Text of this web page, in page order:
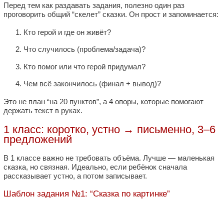
Перед тем как раздавать задания, полезно один раз
проговорить общий “скелет” сказки. Он прост и запоминается:
Кто герой и где он живёт?
Что случилось (проблема/задача)?
Кто помог или что герой придумал?
Чем всё закончилось (финал + вывод)?
Это не план “на 20 пунктов”, а 4 опоры, которые помогают
держать текст в руках.
1 класс: коротко, устно → письменно, 3–6
предложений
В 1 классе важно не требовать объёма. Лучше — маленькая
сказка, но связная. Идеально, если ребёнок сначала
рассказывает устно, а потом записывает.
Шаблон задания №1: “Сказка по картинке”